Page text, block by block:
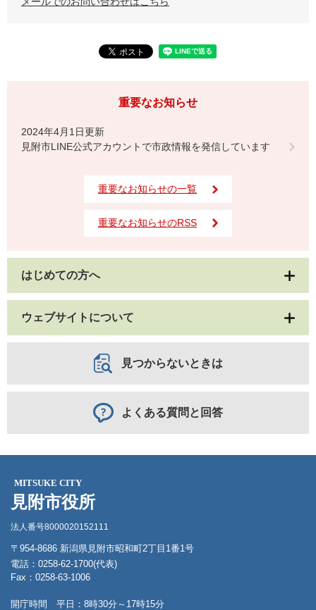
重要なお知らせ
2024年4月1日更新
見附市LINE公式アカウントで市政情報を発信しています
重要なお知らせの一覧
重要なお知らせのRSS
はじめての方へ
ウェブサイトについて
見つからないときは
よくある質問と回答
MITSUKE CITY
見附市役所
法人番号8000020152111
〒954-8686 新潟県見附市昭和町2丁目1番1号
電話：0258-62-1700(代表)
Fax：0258-63-1006
開庁時間 平日：8時30分～17時15分